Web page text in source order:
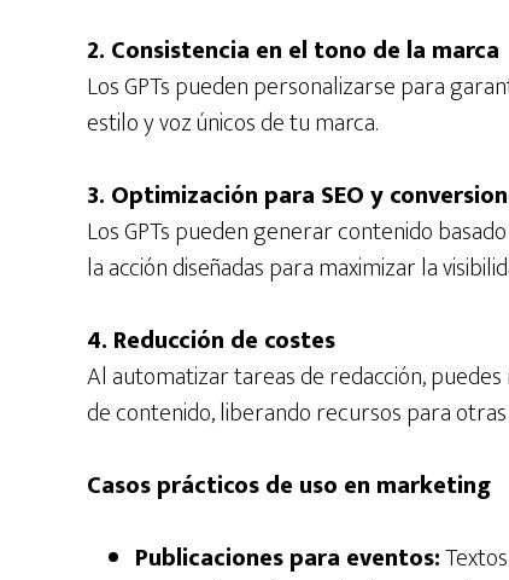
2. Consistencia en el tono de la marca
Los GPTs pueden personalizarse para
estilo y voz únicos de tu marca.
3. Optimización para SEO y
Los GPTs pueden generar contenido
la acción diseñadas para maximizar la
4. Reducción de costes
Al automatizar tareas de redacción,
de contenido, liberando recursos para
Casos prácticos de uso en marketing
Publicaciones para eventos: